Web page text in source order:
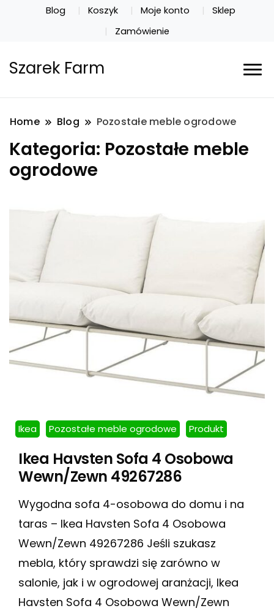
Blog Koszyk Moje konto
Sklep
Zamówienie
Szarek Farm
Home Blog Pozostałe meble ogrodowe
Kategoria: Pozostałe meble
ogrodowe
Ikea Pozostałe meble ogrodowe Produkt
Ikea Havsten Sofa 4 Osobowa
Wewn/Zewn 49267286
Wygodna sofa 4-osobowa do domu i na
taras – Ikea Havsten Sofa 4 Osobowa
Wewn/Zewn 49267286 Jeśli szukasz
mebla, który sprawdzi się zarówno w
salonie, jak i w ogrodowej aranżacji, Ikea
Havsten Sofa 4 Osobowa Wewn/Zewn